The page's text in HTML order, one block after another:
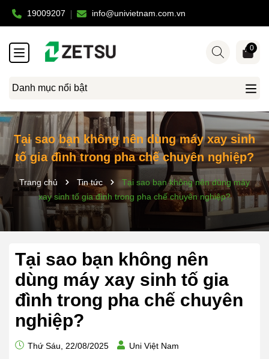
19009207 info@univietnam.com.vn
Danh mục nổi bật
0
Tại sao bạn không nên dùng máy xay sinh
tố gia đình trong pha chế chuyên nghiệp?
Trang chủ Tin tức
Tại sao bạn không nên dùng máy
xay sinh tố gia đình trong pha chế chuyên nghiệp?
Tại sao bạn không nên
dùng máy xay sinh tố gia
đình trong pha chế chuyên
nghiệp?
Thứ Sáu, 22/08/2025
Uni Việt Nam